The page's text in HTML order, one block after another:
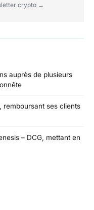
crypto →
auprès de plusieurs
remboursant ses clients
– DCG, mettant en